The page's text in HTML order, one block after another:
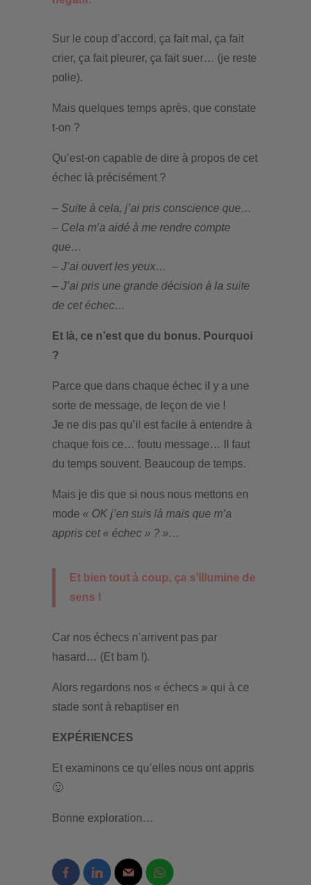
Sur le coup d’accord, ça fait mal, ça fait
crier, ça fait pleurer, ça fait suer… (je reste
polie).
Mais quelques temps après, que constate
t-on ?
Qu’est-on capable de dire à propos de cet
échec là précisément ?
– Suite à cela, j’ai pris conscience que…
– Cela m’a aidé à me rendre compte
que…
– J’ai ouvert les yeux…
– J’ai pris une grande décision à la suite
de cet échec…
Et là, ce n’est que du bonus. Pourquoi
?
Parce que dans chaque échec il y a une
sorte de message, de leçon de vie !
Je ne dis pas qu’il est facile à entendre à
chaque fois ce… foutu message… Il faut
du temps souvent. Beaucoup de temps.
Mais je dis que si nous nous mettons en
mode « OK j’en suis là mais que m’a
appris cet « échec » ? »…
Et bien tout à coup, ça s’illumine de
sens !
Car nos échecs n’arrivent pas par
hasard… (Et bam !).
Alors regardons nos « échecs » qui à ce
stade sont à rebaptiser en
EXPÉRIENCES
Et examinons ce qu’elles nous ont appris
🙂
Bonne exploration…